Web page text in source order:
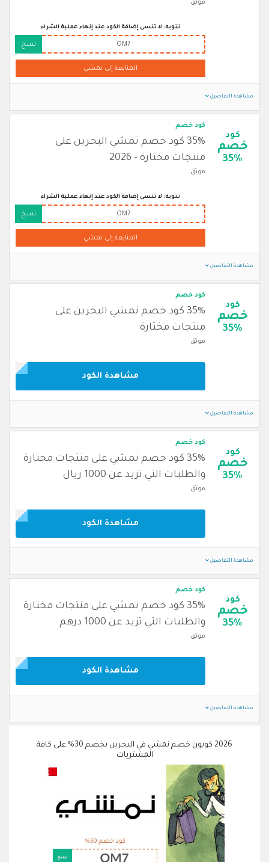
موثق
تنويه: لا تنسى إضافة الكود عند إنهاء عملية الشراء
OM7 نسخ
المتابعة إلى نمشي
مشاهدة التفاصيل
كود
خصم
35%
كود خصم
35% كود خصم نمشي البحرين على
منتجات مختارة - 2026
موثق
تنويه: لا تنسى إضافة الكود عند إنهاء عملية الشراء
OM7 نسخ
المتابعة إلى نمشي
مشاهدة التفاصيل
كود
خصم
35%
كود خصم
35% كود خصم نمشي البحرين على
منتجات مختارة
موثق
مشاهدة الكود
مشاهدة التفاصيل
كود
خصم
35%
كود خصم
35% كود خصم نمشي على منتجات مختارة
والطلبات التي تزيد عن 1000 ريال
موثق
مشاهدة الكود
مشاهدة التفاصيل
كود
خصم
35%
كود خصم
35% كود خصم نمشي على منتجات مختارة
والطلبات التي تزيد عن 1000 درهم
موثق
مشاهدة الكود
مشاهدة التفاصيل
2026 كوبون خصم نمشي في البحرين بخصم 30% على كافة
المشتريات